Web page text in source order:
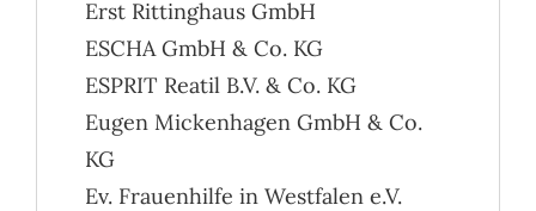
Erst Rittinghaus GmbH
ESCHA GmbH & Co. KG
ESPRIT Reatil B.V. & Co. KG
Eugen Mickenhagen GmbH & Co.
KG
Ev. Frauenhilfe in Westfalen e.V.